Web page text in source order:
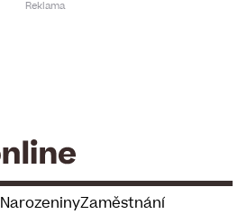
NarozeninyZaměstnání